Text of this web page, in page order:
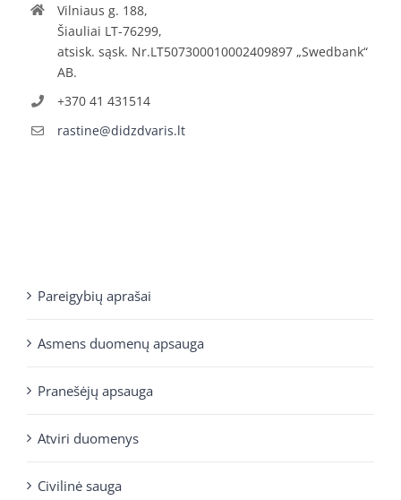
Vilniaus g. 188,
Šiauliai LT-76299,
atsisk. sąsk. Nr.LT507300010002409897 „Swedbank“
AB.
+370 41 431514
rastine@didzdvaris.lt
Pareigybių aprašai
Asmens duomenų apsauga
Pranešėjų apsauga
Atviri duomenys
Civilinė sauga